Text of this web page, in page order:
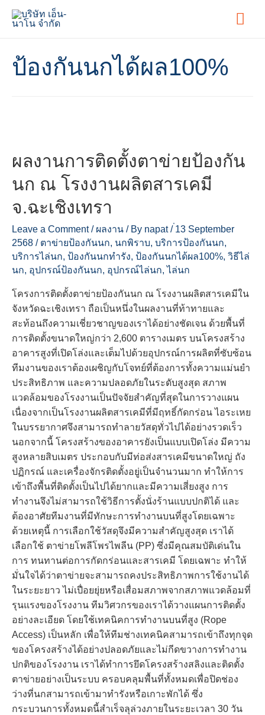
ป้องกันนกได้ผล100%
ผลงานการติดตั้งตาข่ายป้องกัน
นก ณ โรงงานผลิตสารเคมี
จ.ฉะเชิงเทรา
Leave a Comment / ผลงาน / By napat / ่13 September
2568 / ตาข่ายป้องกันนก, นกพิราบ, บริการป้องกันนก,
บริการไล่นก, ป้องกันนกทำรัง, ป้องกันนกได้ผล100%, วิธีไล่
นก, อุปกรณ์ป้องกันนก, อุปกรณ์ไล่นก,ไล่นก
โครงการติดตั้งตาข่ายป้องกันนก ณ โรงงานผลิตสารเคมีใน
จังหวัดฉะเชิงเทรา ถือเป็นหนึ่งในผลงานที่ท้าทายและ
สะท้อนถึงความเชี่ยวชาญของเราได้อย่างชัดเจน ด้วยพื้นที่
การติดตั้งขนาดใหญ่กว่า 2,600 ตารางเมตร บนโครงสร้าง
อาคารสูงที่เปิดโล่งและเต็มไปด้วยอุปกรณ์การผลิตที่ซับซ้อน
ทีมงานของเราต้องเผชิญกับโจทย์ที่ต้องการทั้งความแม่นยำ
ประสิทธิภาพ และความปลอดภัยในระดับสูงสุด สภาพ
แวดล้อมของโรงงานเป็นปัจจัยสำคัญที่สุดในการวางแผน
เนื่องจากเป็นโรงงานผลิตสารเคมีที่มีฤทธิ์กัดกร่อน ไอระเหย
ในบรรยากาศจึงสามารถทำลายวัสดุทั่วไปได้อย่างรวดเร็ว
นอกจากนี้ โครงสร้างของอาคารยังเป็นแบบเปิดโล่ง มีความ
สูงหลายสิบเมตร ประกอบกับมีท่อส่งสารเคมีขนาดใหญ่ ถัง
ปฏิกรณ์ และเครื่องจักรติดตั้งอยู่เป็นจำนวนมาก ทำให้การ
เข้าถึงพื้นที่ติดตั้งเป็นไปได้ยากและมีความเสี่ยงสูง การ
ทำงานจึงไม่สามารถใช้วิธีการตั้งนั่งร้านแบบปกติได้ และ
ต้องอาศัยทีมงานที่มีทักษะการทำงานบนที่สูงโดยเฉพาะ
ด้วยเหตุนี้ การเลือกใช้วัสดุจึงมีความสำคัญสูงสุด เราได้
เลือกใช้ ตาข่ายโพลีโพรไพลีน (PP) ซึ่งมีคุณสมบัติเด่นใน
การ ทนทานต่อการกัดกร่อนและสารเคมี โดยเฉพาะ ทำให้
มั่นใจได้ว่าตาข่ายจะสามารถคงประสิทธิภาพการใช้งานได้
ในระยะยาว ไม่เปื่อยยุ่ยหรือเสื่อมสภาพจากสภาพแวดล้อมที่
รุนแรงของโรงงาน ทีมวิศวกรของเราได้วางแผนการติดตั้ง
อย่างละเอียด โดยใช้เทคนิคการทำงานบนที่สูง (Rope
Access) เป็นหลัก เพื่อให้ทีมช่างเทคนิคสามารถเข้าถึงทุกจุด
ของโครงสร้างได้อย่างปลอดภัยและไม่กีดขวางการทำงาน
ปกติของโรงงาน เราได้ทำการยึดโครงสร้างสลิงและติดตั้ง
ตาข่ายอย่างเป็นระบบ ครอบคลุมพื้นที่ทั้งหมดเพื่อปิดช่อง
ว่างที่นกสามารถเข้ามาทำรังหรือเกาะพักได้ ซึ่ง
กระบวนการทั้งหมดนี้สำเร็จลุล่วงภายในระยะเวลา 30 วัน